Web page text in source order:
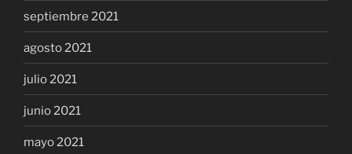
septiembre 2021
agosto 2021
julio 2021
junio 2021
mayo 2021